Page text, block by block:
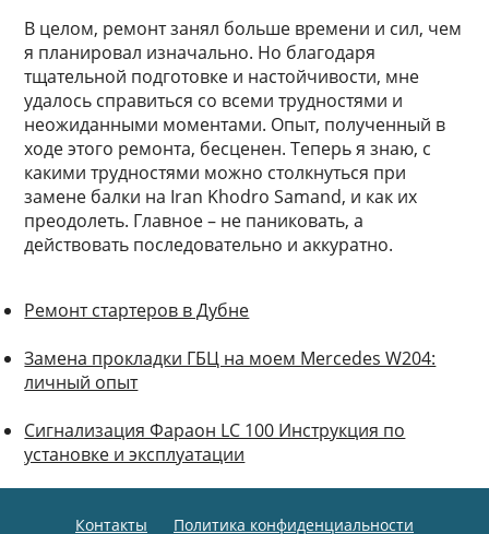
В целом, ремонт занял больше времени и сил, чем
я планировал изначально. Но благодаря
тщательной подготовке и настойчивости, мне
удалось справиться со всеми трудностями и
неожиданными моментами. Опыт, полученный в
ходе этого ремонта, бесценен. Теперь я знаю, с
какими трудностями можно столкнуться при
замене балки на Iran Khodro Samand, и как их
преодолеть. Главное – не паниковать, а
действовать последовательно и аккуратно.
Ремонт стартеров в Дубне
Замена прокладки ГБЦ на моем Mercedes W204:
личный опыт
Сигнализация Фараон LC 100 Инструкция по
установке и эксплуатации
Контакты Политика конфиденциальности